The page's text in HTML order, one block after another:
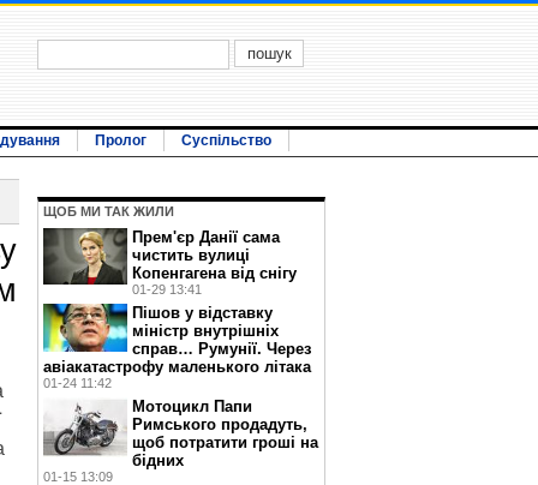
Пролог Суспільство
ЩОБ МИ ТАК ЖИЛИ
Прем'єр Данії сама
чистить вулиці
Копенгагена від снігу
01-29 13:41
Пішов у відставку
міністр внутрішніх
справ… Румунії. Через
авіакатастрофу маленького літака
01-24 11:42
Мотоцикл Папи
Римського продадуть,
щоб потратити гроші на
бідних
01-15 13:09